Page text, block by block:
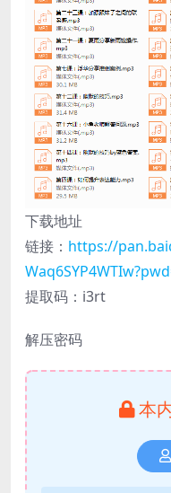
下载地址
链接： https://
提取码：i3rt
解压密码
本